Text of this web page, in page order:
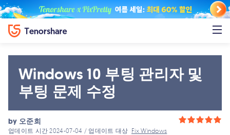
Windows 10 부팅 관리자 및
부팅 문제 수정
by 오준희
업데이트 시간 2024-07-04 / 업데이트 대상 Fix Windows